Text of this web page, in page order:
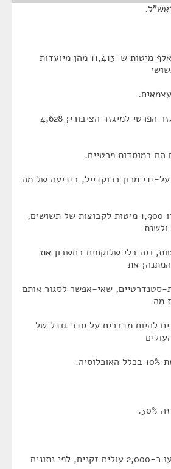
בסך הכל יש בארץ 18 אלף מיטות ש-11,413 מהן מיועדות
ואשר להלוקה בין המיגזר הפרטי למיגזר הציבורי; 4,628
הם במוסדות פרטיים.
ידי מכון ברוקדייל, בידיעה של מה
לקראת שנת 1995 יחסרו 1,900 מיטות לקבוצות של תשושים,
ולשנת
יחסרו 3,644 מיטות, וזה בלי שלוקחים בחשבון את
את
סטנדרטיים, שאי-אפשר לסגור אותם
מה
להיום מדברים על סדר גודל של
בשנים 1989-1988 הגיעו כ-2,000 עולים זקנים, לפי נתונים